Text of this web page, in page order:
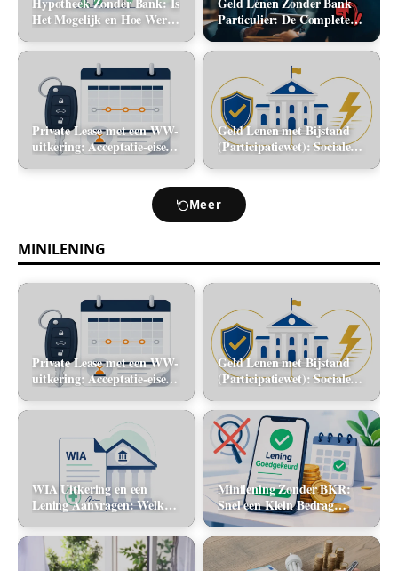
Het Mogelijk en Hoe Werkt
Particulier: De Complete
Gids (2026)
Private Lease met een WW-
uitkering: Acceptatie-eisen
Geld Lenen met Bijstand
(Participatiewet): Sociale
Meer
MINILENING
Private Lease met een WW-
uitkering: Acceptatie-eisen
en alternatieve mobiliteit
Geld Lenen met Bijstand
(Participatiewet): Sociale
flitskrediet
WIA Uitkering en een
Lening Aanvragen: Welke
mee?
Minilening Zonder BKR:
Snel een Klein Bedrag
Lenen Zonder Toetsing